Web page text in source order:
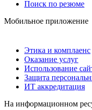
Поиск по резюме
Мобильное приложение
Этика и комплаенс
Оказание услуг
Использование
Защита
ИТ аккредитация
На информационном